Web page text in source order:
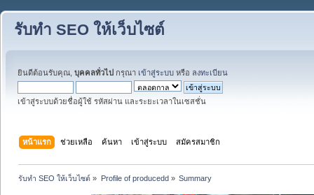
รับทำ SEO ให้เว็บไซต์
ยินดีต้อนรับคุณ, บุคคลทั่วไป กรุณา เข้าสู่ระบบ หรือ ลงทะเบียน
เข้าสู่ระบบด้วยชื่อผู้ใช้ รหัสผ่าน และระยะเวลาในเซสชั่น
หน้าแรก ช่วยเหลือ ค้นหา เข้าสู่ระบบ สมัครสมาชิก
รับทำ SEO ให้เว็บไซต์ » Profile of producedd» Summary